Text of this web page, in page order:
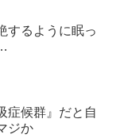
するように眠っ
症候群』だと自
ジか